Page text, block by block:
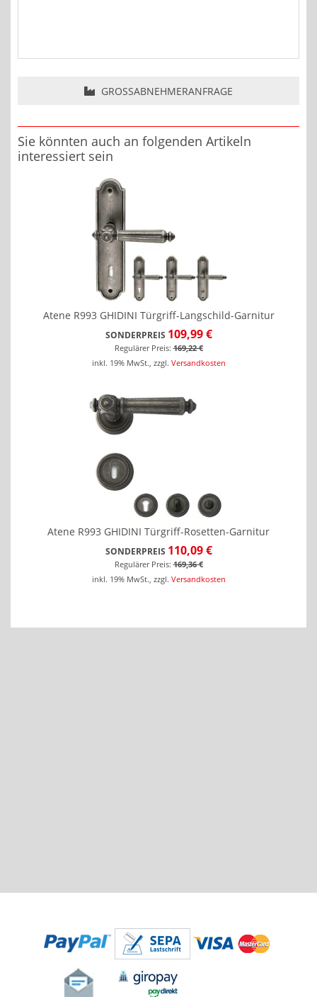
GROSSABNEHMERANFRAGE
Sie könnten auch an folgenden Artikeln
interessiert sein
Atene R993 GHIDINI Türgriff-Langschild-Garnitur
SONDERPREIS 109,99 €
Regulärer Preis: 169,22 €
inkl. 19% MwSt., zzgl. Versandkosten
Atene R993 GHIDINI Türgriff-Rosetten-Garnitur
SONDERPREIS 110,09 €
Regulärer Preis: 169,36 €
inkl. 19% MwSt., zzgl. Versandkosten